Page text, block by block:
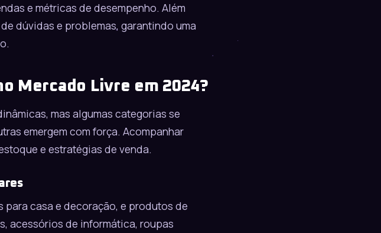
e métricas de desempenho. Além
dúvidas e problemas, garantindo uma
Mercado Livre em 2024?
mas algumas categorias se
emergem com força. Acompanhar
e estratégias de venda.
casa e decoração, e produtos de
acessórios de informática, roupas